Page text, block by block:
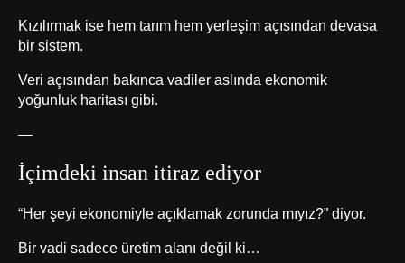
Kızılırmak ise hem tarım hem yerleşim açısından devasa
bir sistem.
Veri açısından bakınca vadiler aslında ekonomik
yoğunluk haritası gibi.
—
İçimdeki insan itiraz ediyor
“Her şeyi ekonomiyle açıklamak zorunda mıyız?” diyor.
Bir vadi sadece üretim alanı değil ki…